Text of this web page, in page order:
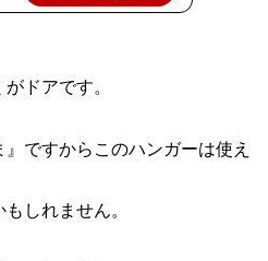
ドアです。
ですからこのハンガーは使え
しれません。